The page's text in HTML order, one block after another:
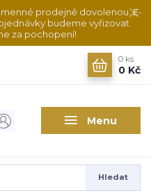
prodejně dovolenou. E-
budeme vyřizovat
za pochopení!
Menu
Hledat
0 ks
0 Kč